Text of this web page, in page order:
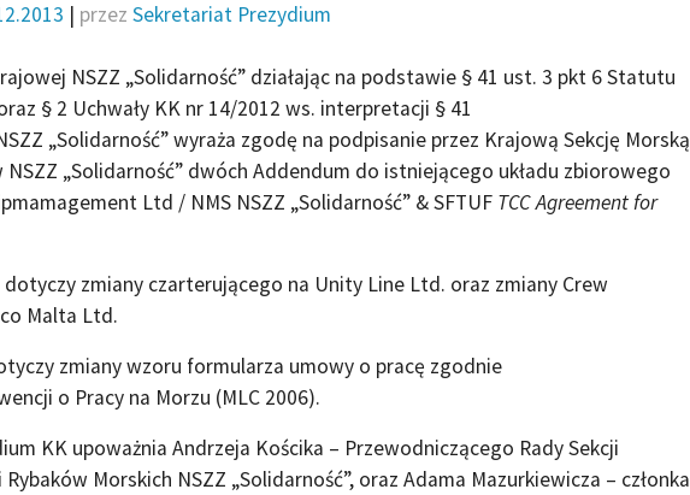
| przez Sekretariat Prezydium
NSZZ „Solidarność” działając na podstawie § 41 ust. 3 pkt 6 Statutu
§ 2 Uchwały KK nr 14/2012 ws. interpretacji § 41
„Solidarność” wyraża zgodę na podpisanie przez Krajową Sekcję Morską
NSZZ „Solidarność” dwóch Addendum do istniejącego układu zbiorowego
Ltd / NMS NSZZ „Solidarność” & SFTUF TCC Agreement for
zmiany czarterującego na Unity Line Ltd. oraz zmiany Crew
Malta Ltd.
zmiany wzoru formularza umowy o pracę zgodnie
o Pracy na Morzu (MLC 2006).
KK upoważnia Andrzeja Kościka – Przewodniczącego Rady Sekcji
Morskich NSZZ „Solidarność”, oraz Adama Mazurkiewicza – członka